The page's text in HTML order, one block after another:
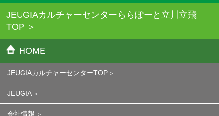
JEUGIAカルチャーセンターららぽーと立川立飛
TOP
HOME
JEUGIAカルチャーセンターTOP
JEUGIA
会社情報